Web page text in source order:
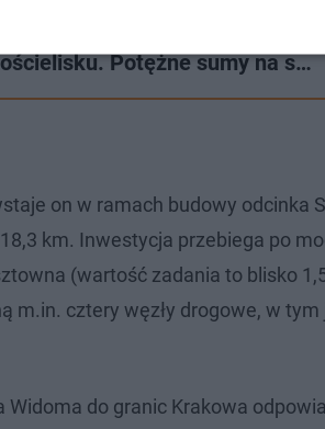
Potężne sumy na s…
on w ramach budowy odcinka
18,3 km. Inwestycja przebiega po
(wartość zadania to blisko
cztery węzły drogowe, w tym
do granic Krakowa